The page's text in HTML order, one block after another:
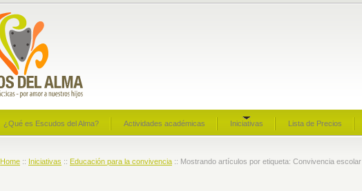
¿Qué es Escudos del Alma? Actividades académicas Iniciativas Lista de Precios
Home :: Iniciativas :: Educación para la convivencia :: Mostrando artículos por etiqueta: Convivencia escolar